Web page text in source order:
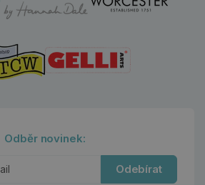
Odběr novinek:
Odebírat